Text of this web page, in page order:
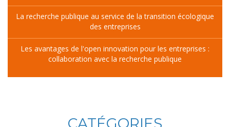
La recherche publique au service de la transition écologique
des entreprises
Les avantages de l'open innovation pour les entreprises :
collaboration avec la recherche publique